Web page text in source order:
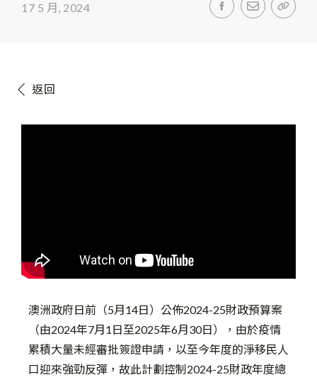
17 5 月, 2024
返回
澳洲政府日前（5月14日）公佈2024-25財政預算案
（由2024年7月1日至2025年6月30日），由於疫情
累積大量未經審批簽證申請，以至今年度的淨移民人
口迎來強勁反彈，故此計劃控制2024-25財政年度總